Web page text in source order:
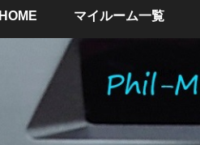
HOME マイルーム一覧